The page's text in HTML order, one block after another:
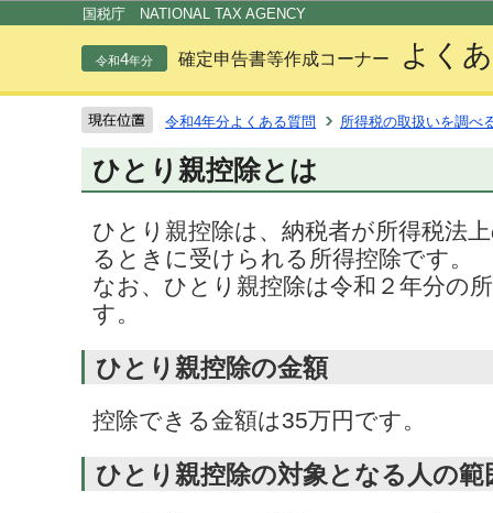
国税庁 NATIONAL TAX AGENCY
令和4年分 確定申告書等作成コーナー よく
令和4年分よくある質問 所得税の取扱いを調べ
ひとり親控除とは
ひとり親控除は、納税者が所得税法
るときに受けられる所得控除です。
なお、ひとり親控除は令和２年分の
す。
ひとり親控除の金額
控除できる金額は35万円です。
ひとり親控除の対象となる人の範